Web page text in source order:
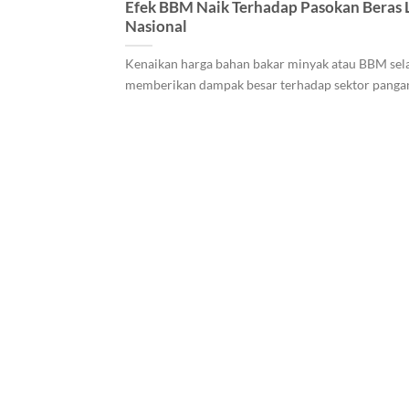
Efek BBM Naik Terhadap Pasokan Beras
Nasional
Kenaikan harga bahan bakar minyak atau BBM
memberikan dampak besar terhadap sektor